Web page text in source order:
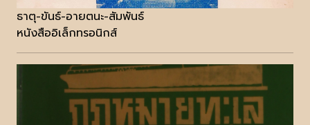
ธาตุ-ขันธ์-อายตนะ-สัมพันธ์
หนังสืออิเล็กทรอนิกส์